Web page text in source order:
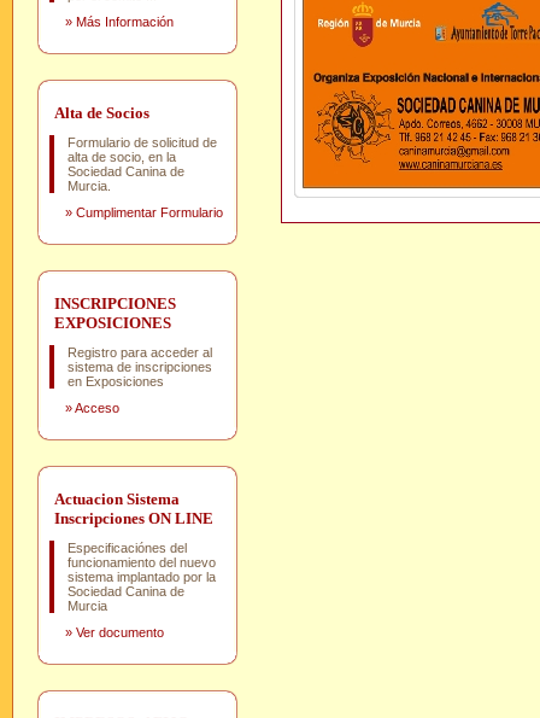
» Más Información
Alta de Socios
Formulario de solicitud de
alta de socio, en la
Sociedad Canina de
Murcia.
» Cumplimentar Formulario
INSCRIPCIONES
EXPOSICIONES
Registro para acceder al
sistema de inscripciones
en Exposiciones
»Acceso
Actuacion Sistema
Inscripciones ON LINE
Especificaciónes del
funcionamiento del nuevo
sistema implantado por la
Sociedad Canina de
Murcia
» Ver documento